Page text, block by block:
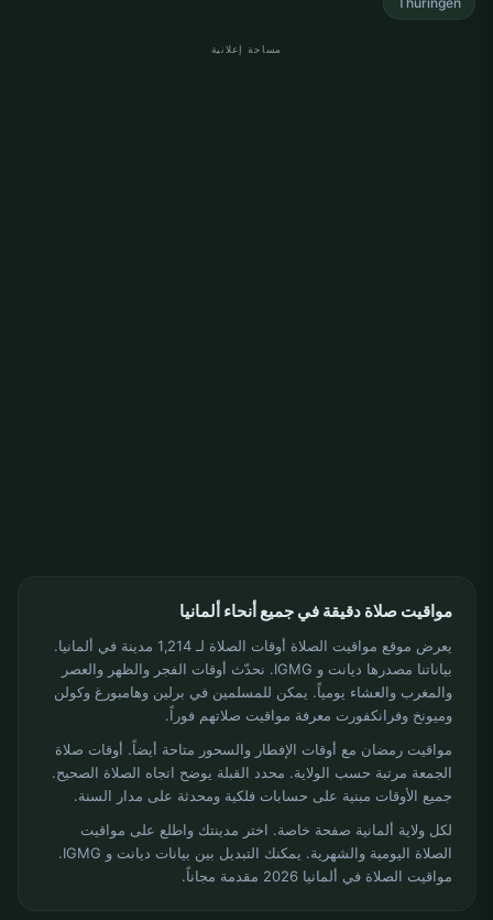
مساحة إعلانية
مواقيت صلاة دقيقة في جميع أنحاء ألمانيا
يعرض موقع مواقيت الصلاة أوقات الصلاة لـ 1,214 مدينة في ألمانيا.
بياناتنا مصدرها ديانت و IGMG. نحدّث أوقات الفجر والظهر والعصر
والمغرب والعشاء يومياً. يمكن للمسلمين في برلين وهامبورغ وكولن
وميونخ وفرانكفورت معرفة مواقيت صلاتهم فوراً.
مواقيت رمضان مع أوقات الإفطار والسحور متاحة أيضاً. أوقات صلاة
الجمعة مرتبة حسب الولاية. محدد القبلة يوضح اتجاه الصلاة الصحيح.
جميع الأوقات مبنية على حسابات فلكية ومحدثة على مدار السنة.
لكل ولاية ألمانية صفحة خاصة. اختر مدينتك واطلع على مواقيت
الصلاة اليومية والشهرية. يمكنك التبديل بين بيانات ديانت و IGMG.
مواقيت الصلاة في ألمانيا 2026 مقدمة مجاناً.